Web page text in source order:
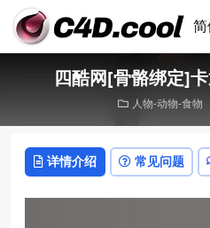
四酷网[骨骼绑定]
人物-动物-食物
详情介绍 常见问题